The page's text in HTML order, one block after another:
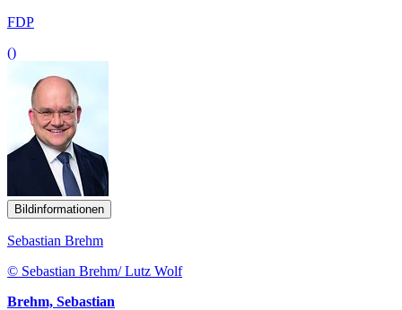
FDP
()
Bildinformationen
Sebastian Brehm
© Sebastian Brehm/ Lutz Wolf
Brehm, Sebastian